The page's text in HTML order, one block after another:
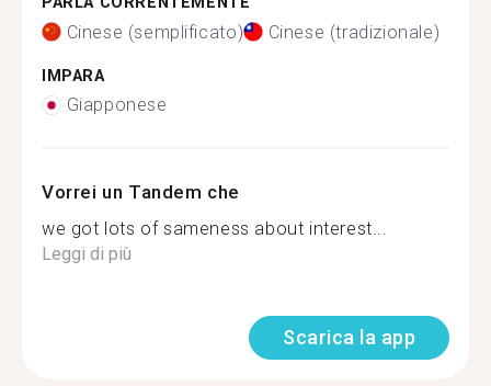
Cinese (semplificato) Cinese (tradizionale)
IMPARA
Giapponese
Vorrei un Tandem che
we got lots of sameness about interest...
Leggi di più
Scarica la app